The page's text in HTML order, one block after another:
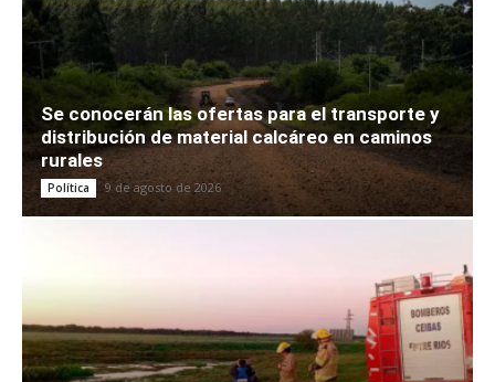
Se conocerán las ofertas para el transporte y
distribución de material calcáreo en caminos
rurales
Política 9 de agosto de 2026